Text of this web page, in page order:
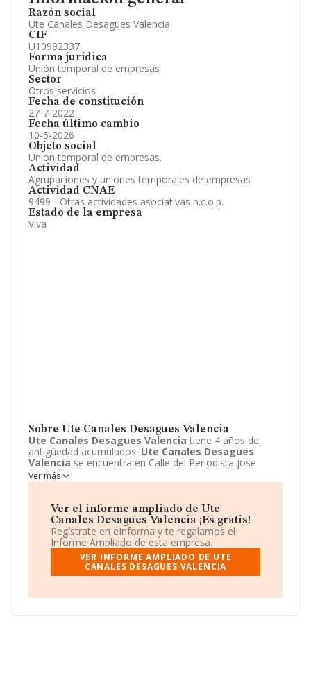
Razón social
Ute Canales Desagues Valencia
CIF
U10992337
Forma jurídica
Unión temporal de empresas
Sector
Otros servicios
Fecha de constitución
27-7-2022
Fecha último cambio
10-5-2026
Objeto social
Union temporal de empresas.
Actividad
Agrupaciones y uniones temporales de empresas
Actividad CNAE
9499 - Otras actividades asociativas n.c.o.p.
Estado de la empresa
Viva
Sobre Ute Canales Desagues Valencia
Ute Canales Desagues Valencia tiene 4 años de
antigüedad acumulados. Ute Canales Desagues
Valencia se encuentra en Calle del Periodista jose
Ombuena, 5. Su actividad CNAE está incluida en 9499 -
Otras actividades asociativas n.c.o.p..Ute Canales
temporal de empresas.
Ver más
Ver el informe ampliado de Ute
Canales Desagues Valencia ¡Es gratis!
Regístrate en eInforma y te regalamos el
Informe Ampliado de esta empresa.
VER INFORME AMPLIADO DE UTE
CANALES DESAGUES VALENCIA